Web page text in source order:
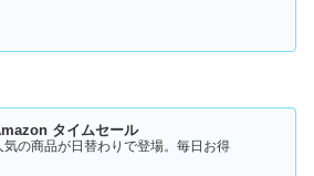
タイムセール
気の商品が日替わりで登場。毎日お得